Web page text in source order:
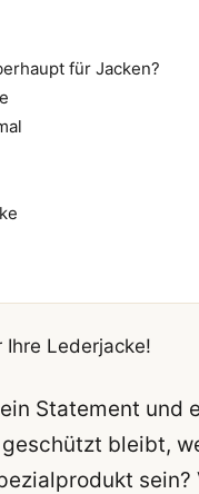
für Jacken?
Ihre Lederjacke!
Statement und
bleibt,